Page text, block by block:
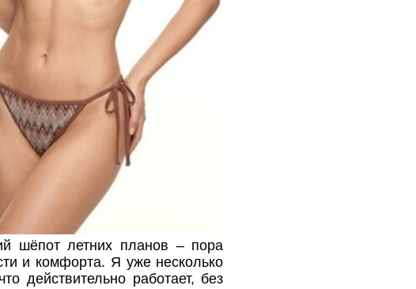
шёпот летних планов – пора
и комфорта. Я уже несколько
действительно работает, без